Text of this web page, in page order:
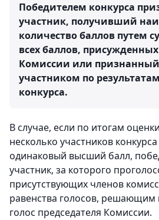
Победителем конкурса
участник, получивший
количество баллов путем
всех баллов,
Комиссии или
участником по
конкурса.
В случае, если по итогам
несколько участников
одинаковый высший балл,
участник, за которого
присутствующих членов
равенства голосов, решающим
голос председателя Комиссии.